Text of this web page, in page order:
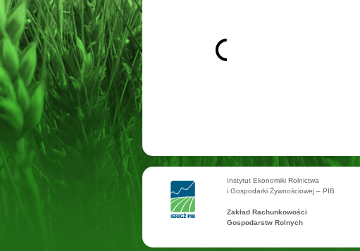
Instytut Ekonomiki Rolnictwa
i Gospodarki Żywnościowej – PIB
Zakład Rachunkowości
Gospodarstw Rolnych